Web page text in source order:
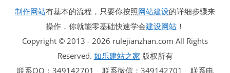
制作网站有基本的流程，只要你按照网站建设的详细步骤来
操作，你就能零基础快速学会建设网站 ！
Copyright © 2013 - 2026 rulejianzhan.com All Rights
Reserved. 如乐建站之家 版权所有
联系QQ：349142701 联系微信：349142701 联系电